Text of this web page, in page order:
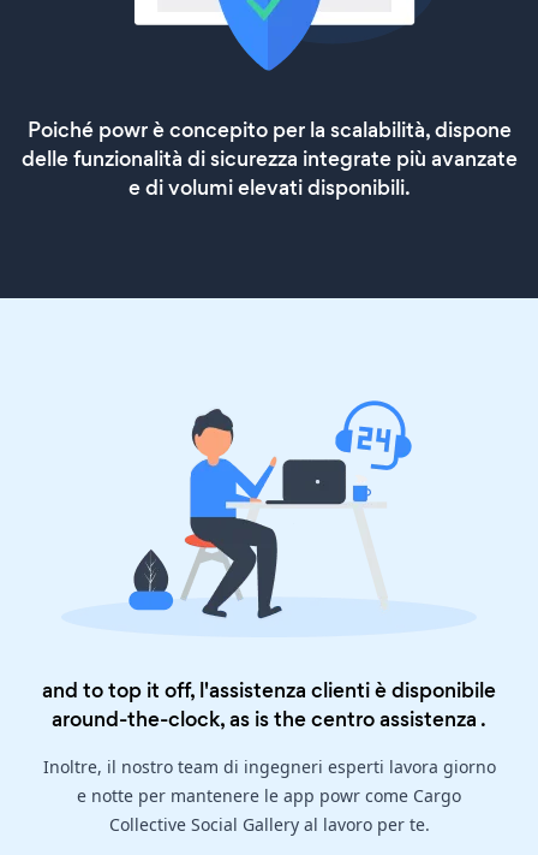
Poiché powr è concepito per la scalabilità, dispone
delle funzionalità di sicurezza integrate più avanzate
e di volumi elevati disponibili.
and to top it off, l'assistenza clienti è disponibile
around-the-clock, as is thecentro assistenza .
Inoltre, il nostro team di ingegneri esperti lavora giorno
e notte per mantenere le app powr come Cargo
Collective Social Gallery al lavoro per te.